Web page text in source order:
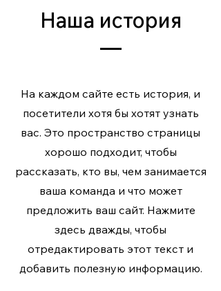
Наша история
На каждом сайте есть история, и
посетители хотя бы хотят узнать
вас. Это пространство страницы
хорошо подходит, чтобы
рассказать, кто вы, чем занимается
ваша команда и что может
предложить ваш сайт. Нажмите
здесь дважды, чтобы
отредактировать этот текст и
добавить полезную информацию.